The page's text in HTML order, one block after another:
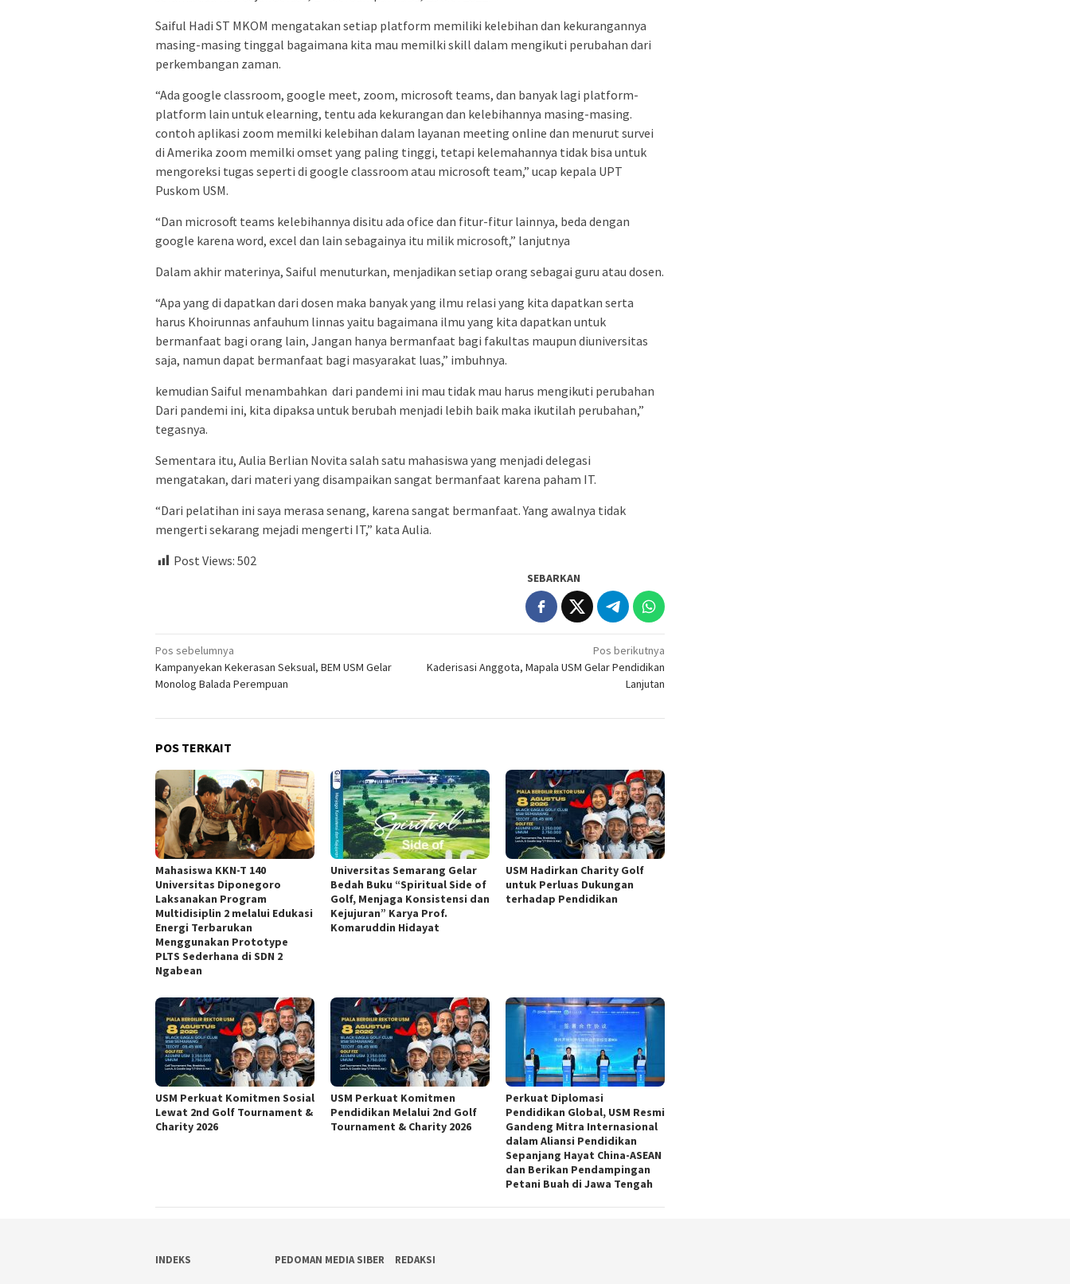
Saiful Hadi ST MKOM mengatakan setiap platform memiliki kelebihan dan kekurangannya
masing-masing tinggal bagaimana kita mau memilki skill dalam mengikuti perubahan dari
perkembangan zaman.
“Ada google classroom, google meet, zoom, microsoft teams, dan banyak lagi platform-
platform lain untuk elearning, tentu ada kekurangan dan kelebihannya masing-masing.
contoh aplikasi zoom memilki kelebihan dalam layanan meeting online dan menurut survei
di Amerika zoom memilki omset yang paling tinggi, tetapi kelemahannya tidak bisa untuk
mengoreksi tugas seperti di google classroom atau microsoft team,” ucap kepala UPT
Puskom USM.
“Dan microsoft teams kelebihannya disitu ada ofice dan fitur-fitur lainnya, beda dengan
google karena word, excel dan lain sebagainya itu milik microsoft,” lanjutnya
Dalam akhir materinya, Saiful menuturkan, menjadikan setiap orang sebagai guru atau dosen.
“Apa yang di dapatkan dari dosen maka banyak yang ilmu relasi yang kita dapatkan serta
harus Khoirunnas anfauhum linnas yaitu bagaimana ilmu yang kita dapatkan untuk
bermanfaat bagi orang lain, Jangan hanya bermanfaat bagi fakultas maupun diuniversitas
saja, namun dapat bermanfaat bagi masyarakat luas,” imbuhnya.
kemudian Saiful menambahkan dari pandemi ini mau tidak mau harus mengikuti perubahan
Dari pandemi ini, kita dipaksa untuk berubah menjadi lebih baik maka ikutilah perubahan,”
tegasnya.
Sementara itu, Aulia Berlian Novita salah satu mahasiswa yang menjadi delegasi
mengatakan, dari materi yang disampaikan sangat bermanfaat karena paham IT.
“Dari pelatihan ini saya merasa senang, karena sangat bermanfaat. Yang awalnya tidak
mengerti sekarang mejadi mengerti IT,” kata Aulia.
Post Views: 502
SEBARKAN
Navigasi
pos
Pos sebelumnya
Kampanyekan Kekerasan Seksual, BEM USM Gelar
Monolog Balada Perempuan
Pos berikutnya
Kaderisasi Anggota, Mapala USM Gelar Pendidikan
Lanjutan
POS TERKAIT
Mahasiswa KKN-T 140
Universitas Diponegoro
Laksanakan Program
Multidisiplin 2 melalui Edukasi
Energi Terbarukan
Menggunakan Prototype
PLTS Sederhana di SDN 2
Ngabean
Universitas Semarang Gelar
Bedah Buku “Spiritual Side of
Golf, Menjaga Konsistensi dan
Kejujuran” Karya Prof.
Komaruddin Hidayat
USM Hadirkan Charity Golf
untuk Perluas Dukungan
terhadap Pendidikan
USM Perkuat Komitmen Sosial
Lewat 2nd Golf Tournament &
Charity 2026
USM Perkuat Komitmen
Pendidikan Melalui 2nd Golf
Tournament & Charity 2026
Perkuat Diplomasi
Pendidikan Global, USM Resmi
Gandeng Mitra Internasional
dalam Aliansi Pendidikan
Sepanjang Hayat China-ASEAN
dan Berikan Pendampingan
Petani Buah di Jawa Tengah
INDEKS PEDOMAN MEDIA SIBER REDAKSI